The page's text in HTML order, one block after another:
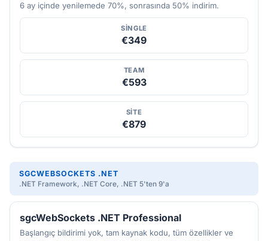
6 ay içinde yenilemede 70%, sonrasında 50% indirim.
SINGLE
€349
TEAM
€593
SITE
€879
SGCWEBSOCKETS .NET
.NET Framework, .NET Core, .NET 5'ten 9'a
sgcWebSockets .NET Professional
Başlangıç bildirimi yok, tam kaynak kodu, tüm özellikler ve